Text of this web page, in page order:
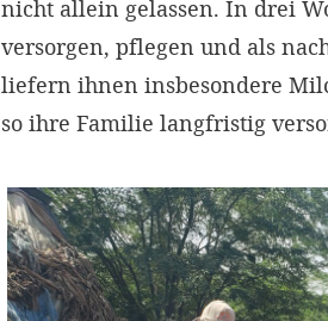
nicht allein gelassen. In drei
versorgen, pflegen und als
liefern ihnen insbesondere
so ihre Familie langfristig